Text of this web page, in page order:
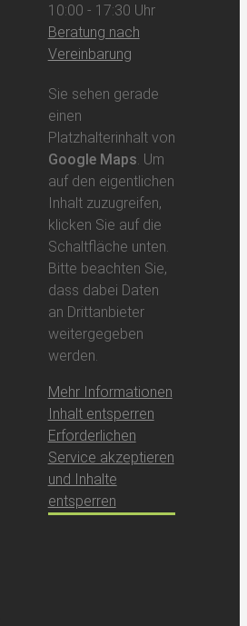
10:00 - 17:30 Uhr
Beratung nach
Vereinbarung
Sie sehen gerade
einen
Platzhalterinhalt von
Google Maps . Um
auf den eigentlichen
Inhalt zuzugreifen,
klicken Sie auf die
Schaltfläche unten.
Bitte beachten Sie,
dass dabei Daten
an Drittanbieter
weitergegeben
werden.
Mehr Informationen
Inhalt entsperren
Erforderlichen
Service akzeptieren
und Inhalte
entsperren